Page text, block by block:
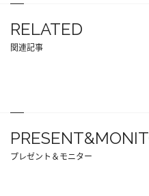
RELATED
関連記事
プレゼント＆モニター